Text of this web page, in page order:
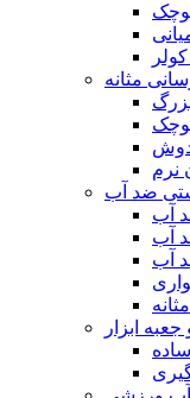
مثانه
نرم
ضد آب
آب
آب
آب
ابزار